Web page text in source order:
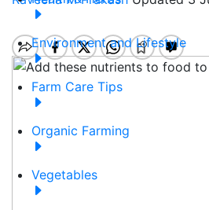
Environment and Lifestyle
Farm Care Tips
Organic Farming
Vegetables